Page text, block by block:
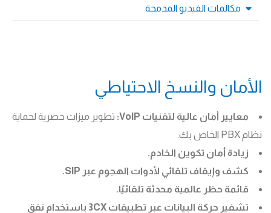
مكالمات الفيديو المدمجة
الأمان والنسخ الاحتياطي
معايير أمان عالية لتقنيات VoIP:
تطوير ميزات حصرية لحماية
نظام PBX الخاص بك.
زيادة أمان تكوين الخادم.
كشف وإيقاف تلقائي لأدوات الهجوم عبر SIP.
قائمة حظر عالمية محدثة تلقائيًا.
تشفير حركة البيانات عبر تطبيقات 3CX باستخدام نفق